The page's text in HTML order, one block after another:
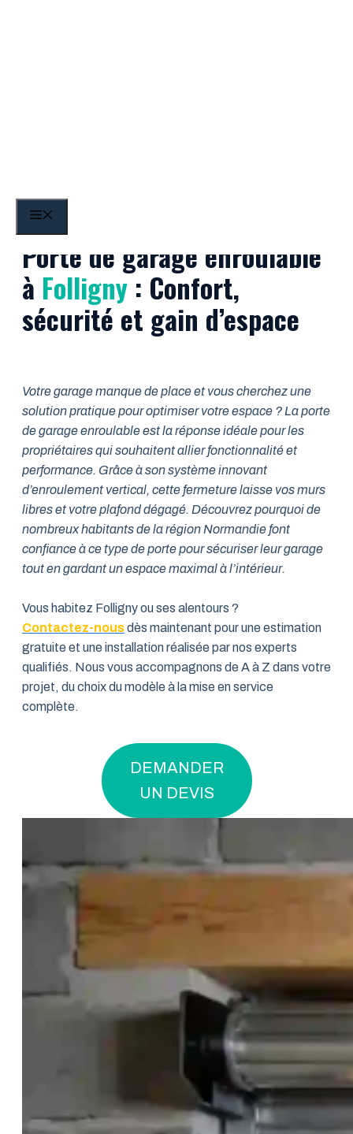
Porte de garage enroulable
à Folligny: Confort,
sécurité et gain d’espace
Votre garage manque de place et vous cherchez une
solution pratique pour optimiser votre espace ? La porte
de garage enroulable est la réponse idéale pour les
propriétaires qui souhaitent allier fonctionnalité et
performance. Grâce à son système innovant
d’enroulement vertical, cette fermeture laisse vos murs
libres et votre plafond dégagé. Découvrez pourquoi de
nombreux habitants de la région Normandie font
confiance à ce type de porte pour sécuriser leur garage
tout en gardant un espace maximal à l’intérieur.
Vous habitez Folligny ou ses alentours ?
Contactez-nousdès maintenant pour une estimation
gratuite et une installation réalisée par nos experts
qualifiés. Nous vous accompagnons de A à Z dans votre
projet, du choix du modèle à la mise en service
complète.
DEMANDER
UN DEVIS